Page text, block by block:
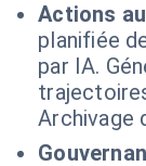
Actions
planifiée
par IA.
Archivage